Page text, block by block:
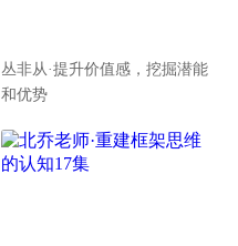
丛非从·提升价值感，挖掘潜能
和优势